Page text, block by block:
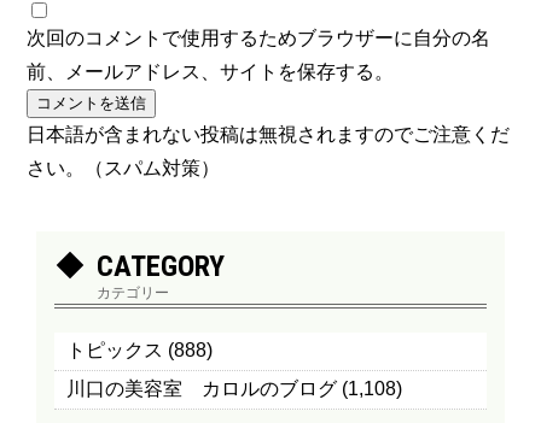
次回のコメントで使用するためブラウザーに自分の名
前、メールアドレス、サイトを保存する。
日本語が含まれない投稿は無視されますのでご注意くだ
さい。（スパム対策）
CATEGORY
カテゴリー
トピックス (888)
川口の美容室 カロルのブログ (1,108)